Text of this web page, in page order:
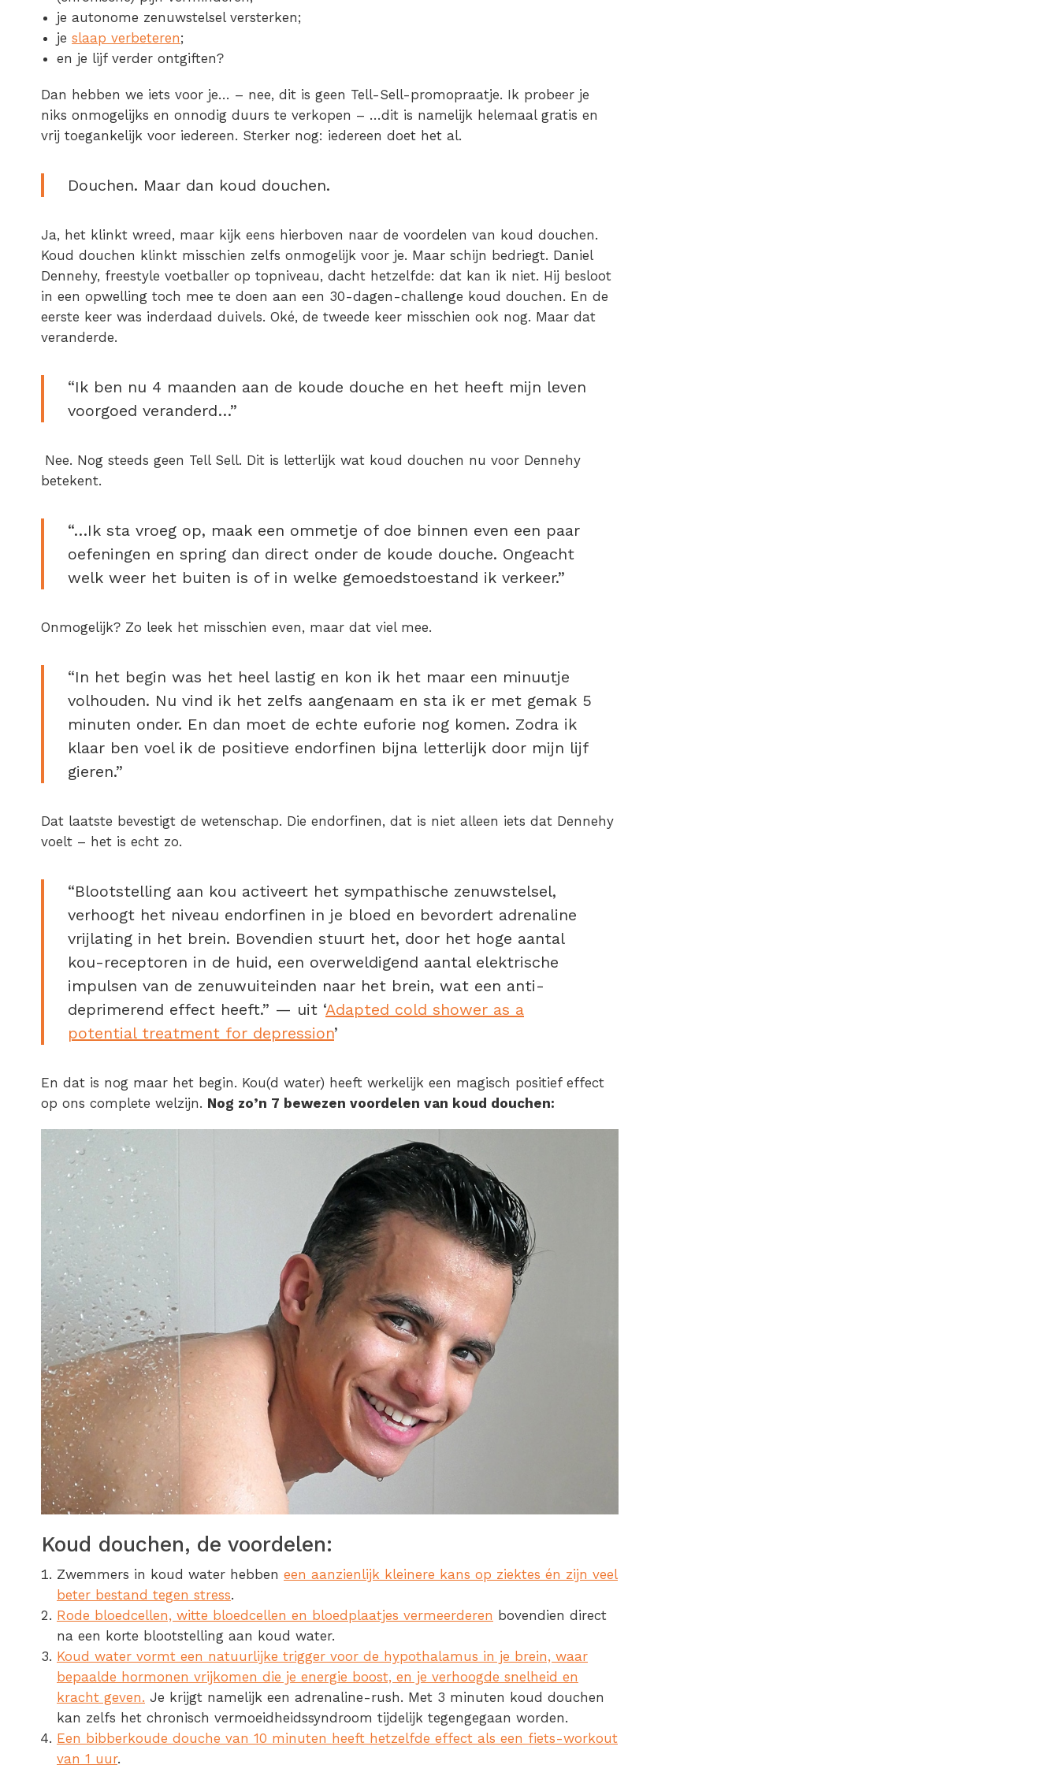
je autonome zenuwstelsel versterken;
je slaap verbeteren;
en je lijf verder ontgiften?
Dan hebben we iets voor je… – nee, dit is geen Tell-Sell-promopraatje. Ik probeer je
niks onmogelijks en onnodig duurs te verkopen – …dit is namelijk helemaal gratis en
vrij toegankelijk voor iedereen. Sterker nog: iedereen doet het al.
Douchen. Maar dan koud douchen.
Ja, het klinkt wreed, maar kijk eens hierboven naar de voordelen van koud douchen.
Koud douchen klinkt misschien zelfs onmogelijk voor je. Maar schijn bedriegt. Daniel
Dennehy, freestyle voetballer op topniveau, dacht hetzelfde: dat kan ik niet. Hij besloot
in een opwelling toch mee te doen aan een 30-dagen-challenge koud douchen. En de
eerste keer was inderdaad duivels. Oké, de tweede keer misschien ook nog. Maar dat
veranderde.
“Ik ben nu 4 maanden aan de koude douche en het heeft mijn leven
voorgoed veranderd…”
Nee. Nog steeds geen Tell Sell. Dit is letterlijk wat koud douchen nu voor Dennehy
betekent.
“…Ik sta vroeg op, maak een ommetje of doe binnen even een paar
oefeningen en spring dan direct onder de koude douche. Ongeacht
welk weer het buiten is of in welke gemoedstoestand ik verkeer.”
Onmogelijk? Zo leek het misschien even, maar dat viel mee.
“In het begin was het heel lastig en kon ik het maar een minuutje
volhouden. Nu vind ik het zelfs aangenaam en sta ik er met gemak 5
minuten onder. En dan moet de echte euforie nog komen. Zodra ik
klaar ben voel ik de positieve endorfinen bijna letterlijk door mijn lijf
gieren.”
Dat laatste bevestigt de wetenschap. Die endorfinen, dat is niet alleen iets dat Dennehy
voelt – het is echt zo.
“Blootstelling aan kou activeert het sympathische zenuwstelsel,
verhoogt het niveau endorfinen in je bloed en bevordert adrenaline
vrijlating in het brein. Bovendien stuurt het, door het hoge aantal
kou-receptoren in de huid, een overweldigend aantal elektrische
impulsen van de zenuwuiteinden naar het brein, wat een anti-
deprimerend effect heeft.” — uit ‘Adapted cold shower as a
potential treatment for depression’
En dat is nog maar het begin. Kou(d water) heeft werkelijk een magisch positief effect
op ons complete welzijn. Nog zo’n 7 bewezen voordelen van koud douchen:
Koud douchen, de voordelen:
Zwemmers in koud water hebben een aanzienlijk kleinere kans op ziektes én zijn veel
beter bestand tegen stress.
Rode bloedcellen, witte bloedcellen en bloedplaatjes vermeerderen bovendien direct
na een korte blootstelling aan koud water.
Koud water vormt een natuurlijke trigger voor de hypothalamus in je brein, waar
bepaalde hormonen vrijkomen die je energie boost, en je verhoogde snelheid en
kracht geven. Je krijgt namelijk een adrenaline-rush. Met 3 minuten koud douchen
kan zelfs het chronisch vermoeidheidssyndroom tijdelijk tegengegaan worden.
Een bibberkoude douche van 10 minuten heeft hetzelfde effect als een fiets-workout
van 1 uur.